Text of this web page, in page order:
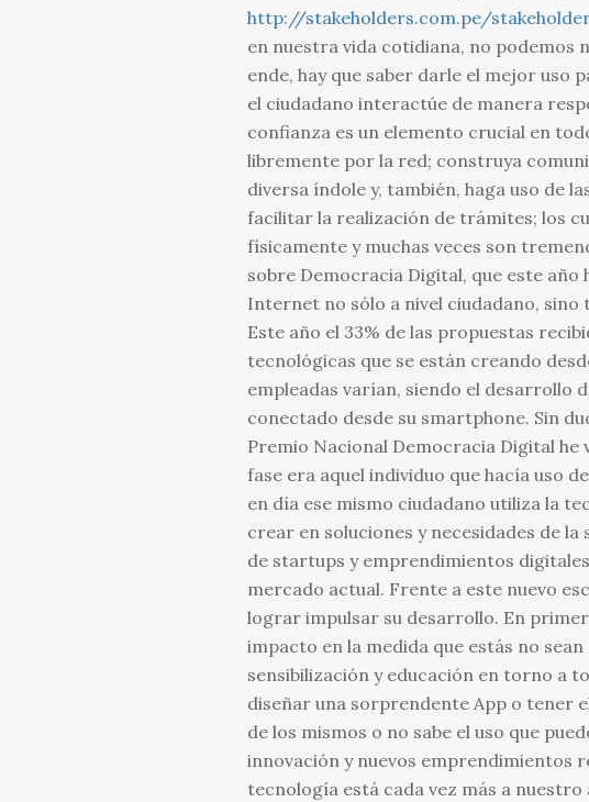
http://stakeholders.com.pe/
en nuestra vida cotidiana, no podemos
ende, hay que saber darle el mejor uso
el ciudadano interactúe de manera
confianza es un elemento crucial en
libremente por la red; construya
diversa índole y, también, haga uso de
facilitar la realización de trámites; los
físicamente y muchas veces son
sobre Democracia Digital, que este año
Internet no sólo a nivel ciudadano, sino
Este año el 33% de las propuestas
tecnológicas que se están creando
empleadas varían, siendo el desarrollo
conectado desde su smartphone. Sin
Premio Nacional Democracia Digital
fase era aquel individuo que hacía uso
en día ese mismo ciudadano utiliza la
crear en soluciones y necesidades de
de startups y emprendimientos
mercado actual. Frente a este nuevo
lograr impulsar su desarrollo. En
impacto en la medida que estás no
sensibilización y educación en torno a
diseñar una sorprendente App o tener
de los mismos o no sabe el uso que
innovación y nuevos emprendimientos
tecnología está cada vez más a